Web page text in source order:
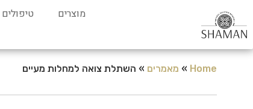
מוצרים טיפולים
Home
» מאמרים » השתלת צואה למחלות מעיים